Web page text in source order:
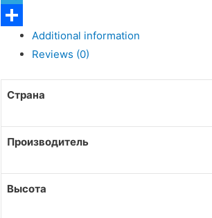
Telegram
ОтправитьAdditional information
Reviews (0)
Страна
Производитель
Высота